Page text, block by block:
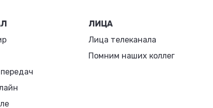
ЛИЦА
Лица телеканала
Помним наших коллег